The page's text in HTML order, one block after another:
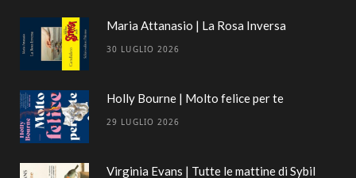
Maria Attanasio | La Rosa Inversa
30 LUGLIO 2026
Holly Bourne | Molto felice per te
29 LUGLIO 2026
Virginia Evans | Tutte le mattine di Sybil